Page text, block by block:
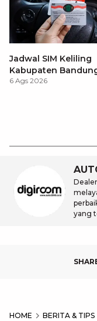
Jadwal SIM Keliling
Kabupaten
Terbaru 2026 dan
6 Ags 2026
yang
HOME BERITA & TIPS